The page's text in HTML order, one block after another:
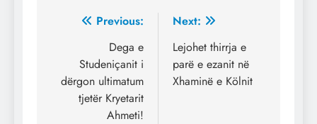
Post
navigation
Previous:
Dega e
Studeniçanit i
dërgon ultimatum
tjetër Kryetarit
Ahmeti!
Next:
Lejohet thirrja e
parë e ezanit në
Xhaminë e Kölnit